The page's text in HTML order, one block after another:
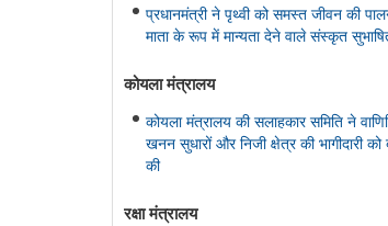
प्रधानमंत्री ने पृथ्वी को समस्त जीवन की
माता के रूप में मान्यता देने वाले संस्कृत
कोयला मंत्रालय
कोयला मंत्रालय की सलाहकार समिति ने
खनन सुधारों और निजी क्षेत्र की भागीदारी को
की
रक्षा मंत्रालय